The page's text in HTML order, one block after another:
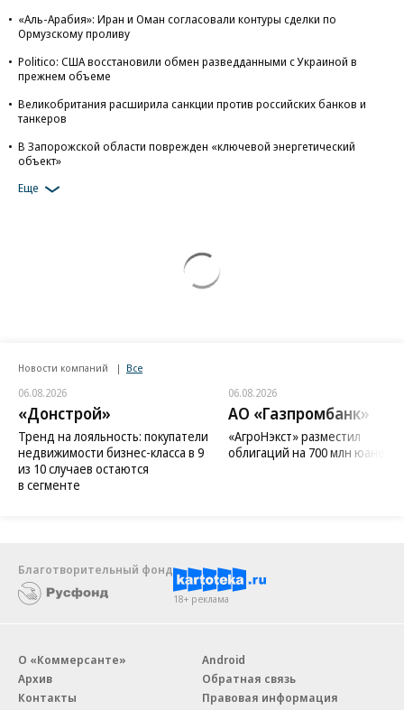
«Аль-Арабия»: Иран и Оман согласовали контуры сделки по
Ормузскому проливу
Politico: США восстановили обмен разведданными с Украиной в
прежнем объеме
Великобритания расширила санкции против российских банков и
танкеров
В Запорожской области поврежден «ключевой энергетический
объект»
Еще
Новости компаний Все
06.08.2026
«Донстрой»
Тренд на лояльность: покупатели
недвижимости бизнес-класса в 9
из 10 случаев остаются
в сегменте
06.08.2026
АО «Газпромбанк»
«АгроНэкст» разместил
облигаций на 700 млн юаней
Благотворительный фонд
18+ реклама
О «Коммерсанте»
Архив
Контакты
Android
Обратная связь
Правовая информация